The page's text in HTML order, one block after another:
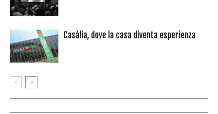
Casàlia, dove la casa diventa esperienza